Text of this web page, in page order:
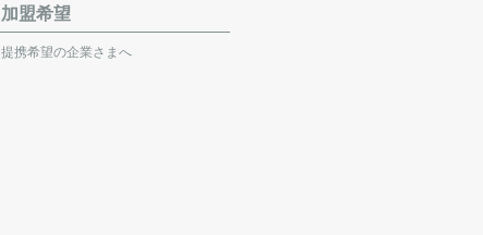
加盟希望
提携希望の企業さまへ